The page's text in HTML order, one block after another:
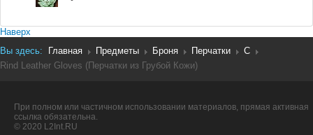
Наверх
Вы здесь:
Главная Предметы Броня Перчатки
C
Rind Leather Gloves (Перчатки из Грубой Кожи)
При полном или частичном использовании материалов, прямая активная
ссылка обязательна.
© 2020 L2Int.RU